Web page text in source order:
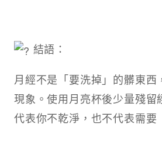
結語：
月經不是「要洗掉」的髒東西
現象。使用月亮杯後少量殘留
代表你不乾淨，也不代表需要